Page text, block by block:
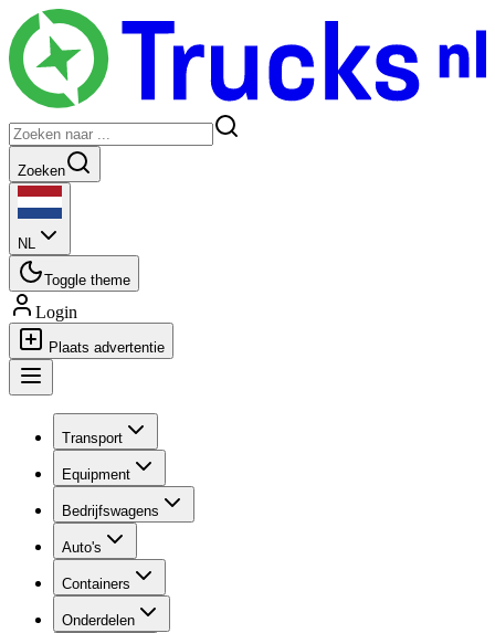
Zoeken
NL
Toggle theme
Login
Plaats advertentie
Transport
Equipment
Bedrijfswagens
Auto's
Containers
Onderdelen